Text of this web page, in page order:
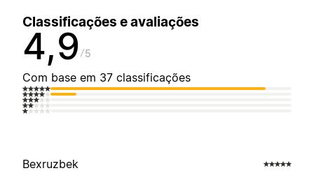
Classificações e avaliações
4,9 5
Com base em 37 classificações
Bexruzbek